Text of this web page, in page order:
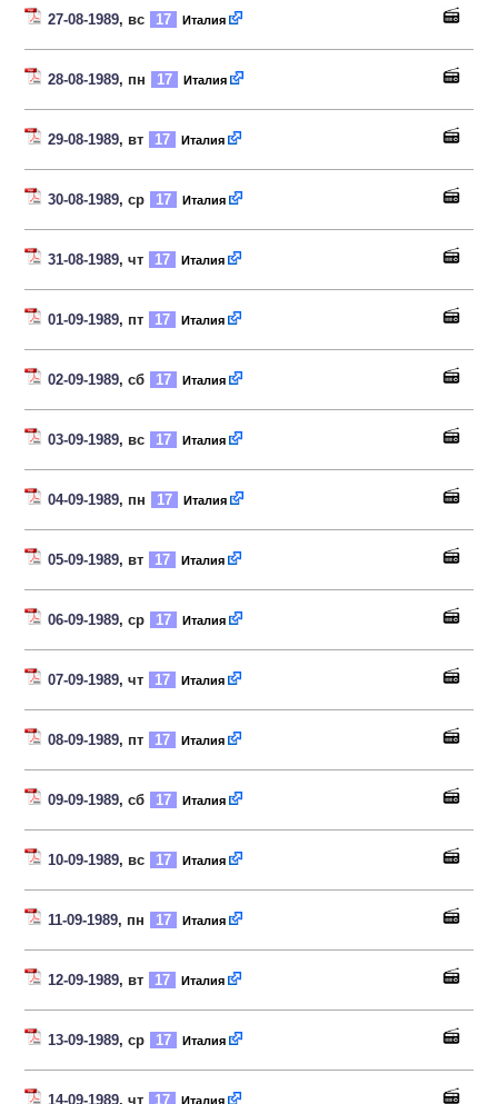
27-08-1989, вс 17 Италия
28-08-1989, пн 17 Италия
29-08-1989, вт 17 Италия
30-08-1989, ср 17 Италия
31-08-1989, чт 17 Италия
01-09-1989, пт 17 Италия
02-09-1989, сб 17 Италия
03-09-1989, вс 17 Италия
04-09-1989, пн 17 Италия
05-09-1989, вт 17 Италия
06-09-1989, ср 17 Италия
07-09-1989, чт 17 Италия
08-09-1989, пт 17 Италия
09-09-1989, сб 17 Италия
10-09-1989, вс 17 Италия
11-09-1989, пн 17 Италия
12-09-1989, вт 17 Италия
13-09-1989, ср 17 Италия
14-09-1989, чт 17 Италия